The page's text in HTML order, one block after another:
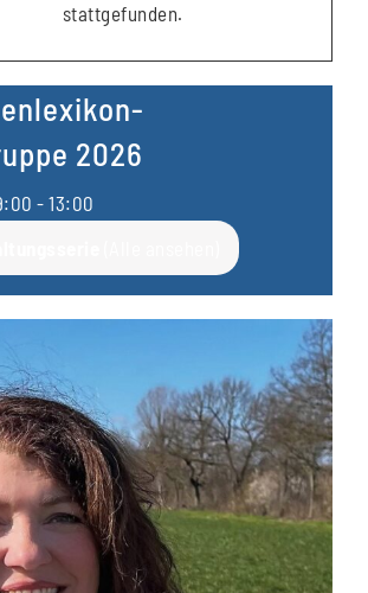
stattgefunden.
2026
- 13:00